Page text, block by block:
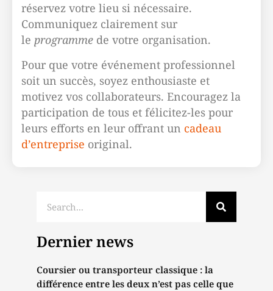
réservez votre lieu si nécessaire.
Communiquez clairement sur
le programme de votre organisation.
Pour que votre événement professionnel
soit un succès, soyez enthousiaste et
motivez vos collaborateurs. Encouragez la
participation de tous et félicitez-les pour
leurs efforts en leur offrant un cadeau
d’entreprise original.
Dernier news
Coursier ou transporteur classique : la
différence entre les deux n’est pas celle que